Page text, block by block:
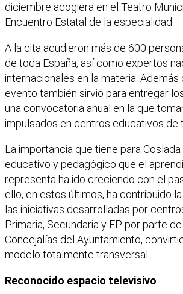
diciembre acogiera en el Teatro
Encuentro Estatal de la especialidad.
A la cita acudieron más de 600
de toda España, así como expertos
internacionales en la materia. Además
evento también sirvió para entregar
una convocatoria anual en la que
impulsados en centros educativos de
La importancia que tiene para
educativo y pedagógico que el
representa ha ido creciendo con el
ello, en estos últimos, ha contribuido
las iniciativas desarrolladas por
Primaria, Secundaria y FP por parte
Concejalías del Ayuntamiento,
modelo totalmente transversal.
Reconocido espacio televisivo